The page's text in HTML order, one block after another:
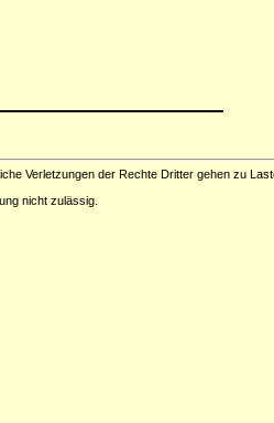
Verletzungen der Rechte Dritter gehen zu
nicht zulässig.